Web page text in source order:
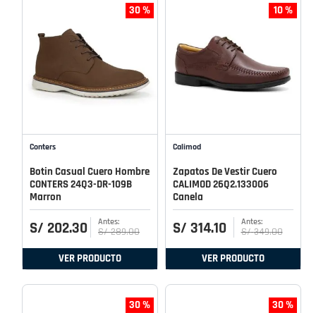
30 %
Conters
Botin Casual Cuero Hombre
CONTERS 24Q3-DR-109B
Marron
S/ 202.30 S/ 289.00
VER PRODUCTO
10 %
Calimod
Zapatos De Vestir Cuero
CALIMOD 26Q2.133006
Canela
S/ 314.10 S/ 349.00
VER PRODUCTO
30 % 30 %